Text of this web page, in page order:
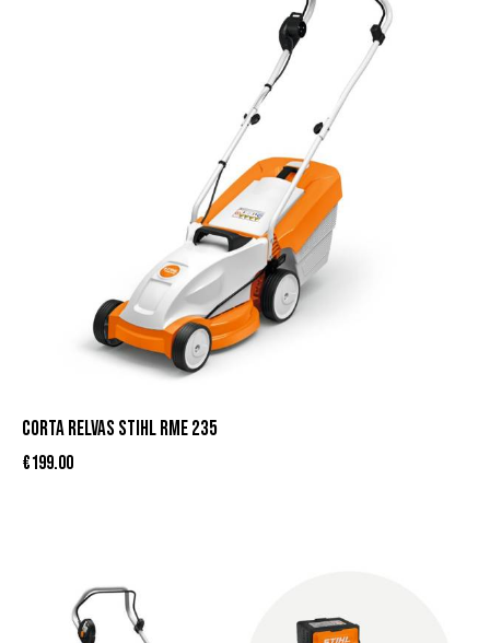
CORTA RELVAS STIHL RME 235
€199.00